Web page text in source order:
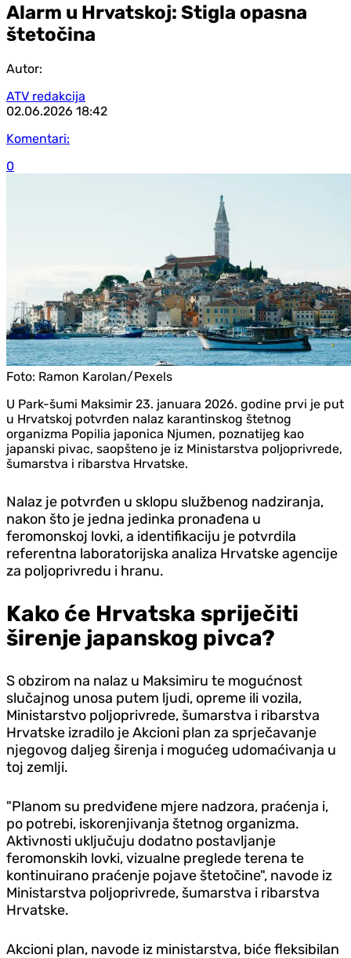
Alarm u Hrvatskoj: Stigla opasna
štetočina
Autor:
ATV redakcija
02.06.2026 18:42
Komentari:
0
Foto: Ramon Karolan/Pexels
U Park-šumi Maksimir 23. januara 2026. godine prvi je put
u Hrvatskoj potvrđen nalaz karantinskog štetnog
organizma Popilia japonica Njumen, poznatijeg kao
japanski pivac, saopšteno je iz Ministarstva poljoprivrede,
šumarstva i ribarstva Hrvatske.
Nalaz je potvrđen u sklopu službenog nadziranja,
nakon što je jedna jedinka pronađena u
feromonskoj lovki, a identifikaciju je potvrdila
referentna laboratorijska analiza Hrvatske agencije
za poljoprivredu i hranu.
Kako će Hrvatska spriječiti
širenje japanskog pivca?
S obzirom na nalaz u Maksimiru te mogućnost
slučajnog unosa putem ljudi, opreme ili vozila,
Ministarstvo poljoprivrede, šumarstva i ribarstva
Hrvatske izradilo je Akcioni plan za sprječavanje
njegovog daljeg širenja i mogućeg udomaćivanja u
toj zemlji.
"Planom su predviđene mjere nadzora, praćenja i,
po potrebi, iskorenjivanja štetnog organizma.
Aktivnosti uključuju dodatno postavljanje
feromonskih lovki, vizualne preglede terena te
kontinuirano praćenje pojave štetočine", navode iz
Ministarstva poljoprivrede, šumarstva i ribarstva
Hrvatske.
Akcioni plan, navode iz ministarstva, biće fleksibilan